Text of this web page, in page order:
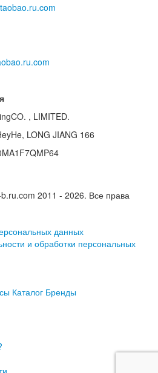
, LIMITED.
LONG JIANG 166
2011 - 2026. Все права
данных
и обработки персональных
Каталог Бренды